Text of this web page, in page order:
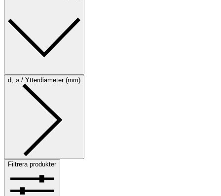
d, ø / Ytterdiameter (mm)
Filtrera produkter